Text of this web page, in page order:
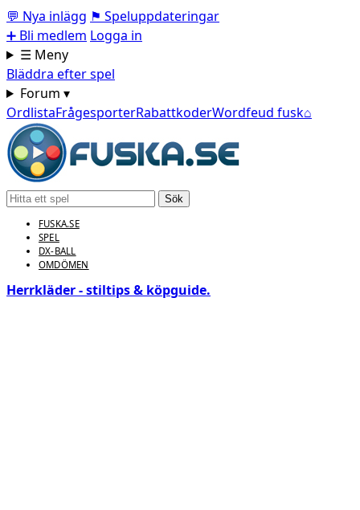
💬 Nya inlägg ⚑ Speluppdateringar
➕ Bli medlem Logga in
☰ Meny
Bläddra efter spel
Forum ▾
OrdlistaFrågesporterRabattkoderWordfeud fusk⌂
Sök
FUSKA.SE
SPEL
DX-BALL
OMDÖMEN
Herrkläder - stiltips & köpguide.